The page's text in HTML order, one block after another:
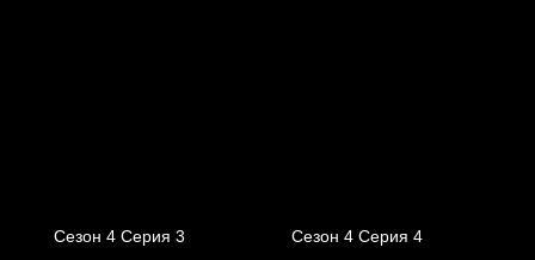
Сезон 4 Серия 3 Сезон 4 Серия 4